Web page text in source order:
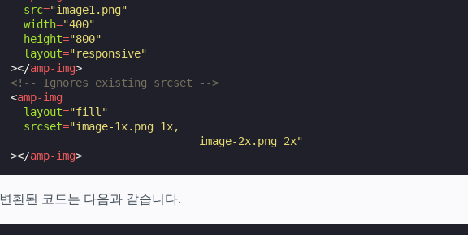
src="image1.png"
width="400"
height="800"
layout="responsive"
></amp-img>
<!-- Ignores existing srcset -->
<amp-img
layout="fill"
srcset="image-1x.png 1x,
                             image-2x.png 2x"
></amp-img>
변환된 코드는 다음과 같습니다.